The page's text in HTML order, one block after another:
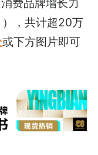
，共计超20万
或下方图片即可